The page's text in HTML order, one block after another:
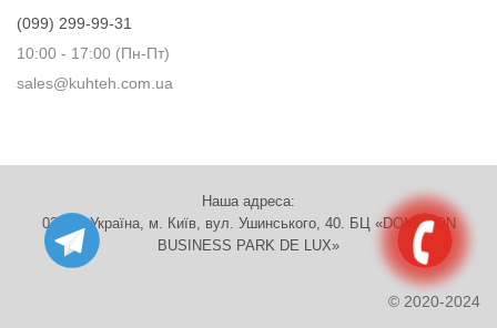
(099) 299-99-31
10:00 - 17:00 (Пн-Пт)
sales@kuhteh.com.ua
Наша адреса:
03151, Україна, м. Київ, вул. Ушинського, 40. БЦ «DOMINION
BUSINESS PARK DE LUX»
© 2020-2024